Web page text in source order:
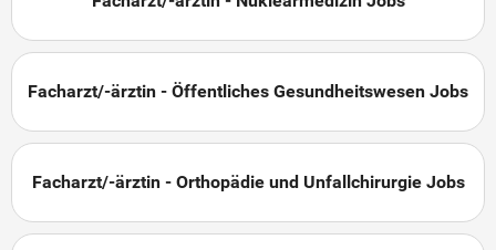
Facharzt/-ärztin - Öffentliches Gesundheitswesen Jobs
Facharzt/-ärztin - Orthopädie und Unfallchirurgie Jobs